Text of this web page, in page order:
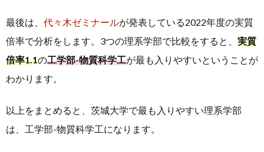
最後は、 代々木ゼミナールが発表している2022年度の実質
倍率で分析をします。3つの理系学部で比較をすると、 実質
倍率1.1の工学部-物質科学工が最も入りやすいということが
わかります。
以上をまとめると、茨城大学で最も入りやすい理系学部
は、工学部-物質科学工になります。